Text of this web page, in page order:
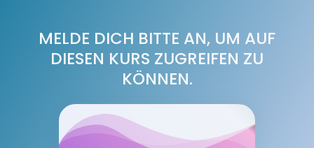
MELDE DICH BITTE AN, UM AUF
DIESEN KURS ZUGREIFEN ZU
KÖNNEN.